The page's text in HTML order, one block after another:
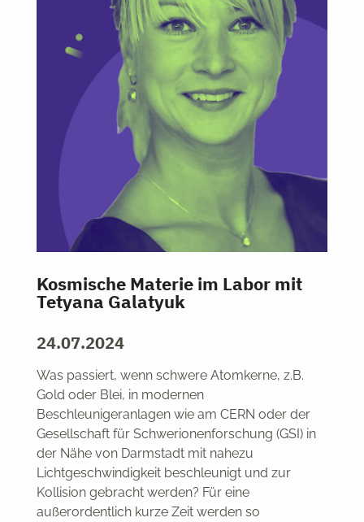
Kosmische Materie im Labor mit
Tetyana Galatyuk
24.07.2024
Was passiert, wenn schwere Atomkerne, z.B.
Gold oder Blei, in modernen
Beschleunigeranlagen wie am CERN oder der
Gesellschaft für Schwerionenforschung (GSI) in
der Nähe von Darmstadt mit nahezu
Lichtgeschwindigkeit beschleunigt und zur
Kollision gebracht werden? Für eine
außerordentlich kurze Zeit werden so